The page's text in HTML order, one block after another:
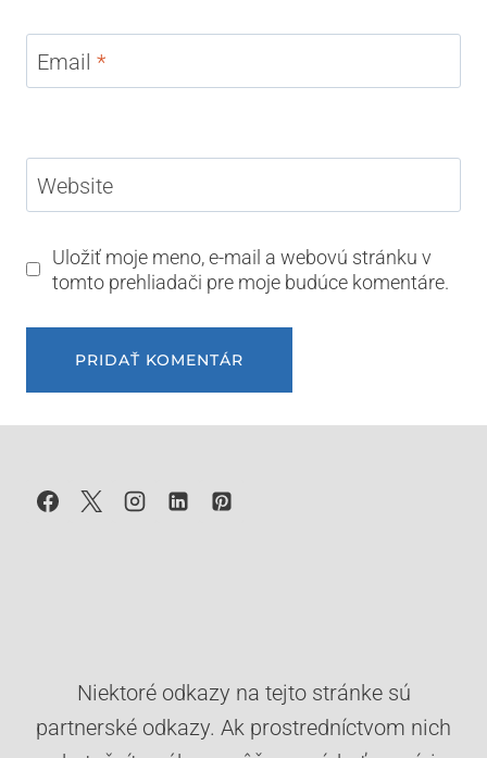
Email *
Website
Uložiť moje meno, e-mail a webovú stránku v
tomto prehliadači pre moje budúce komentáre.
Niektoré odkazy na tejto stránke sú
partnerské odkazy. Ak prostredníctvom nich